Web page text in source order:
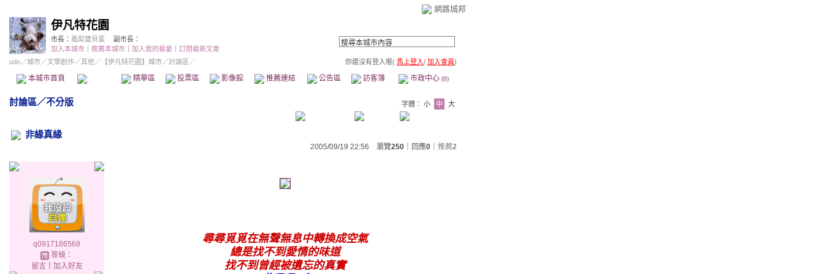
網路城邦
伊凡特花園
市長： 鳳梨寶貝蛋
副市長：
加入本城市
推薦本城市 加入我的最愛
訂閱最新文章
udn／城市／文學創作／其他 ／ 【伊凡特花園】城市／討論區／ 你還沒有登入喔( 馬上登入/ 加入會員)
本城市首頁 精華區 投票區 影像館 推薦連結 公告區 訪客簿 市政中心 (0)
討論區／不分版 字體： 小 中 大
非緣真緣
2005/09/19 22:56 瀏覽250 ｜回應0 推薦2
q0917186568
等級：
留言｜ 加入好友
尋尋覓覓在無聲無息中轉換成空氣
總是找不到愛情的味道
找不到曾經被遺忘的真實